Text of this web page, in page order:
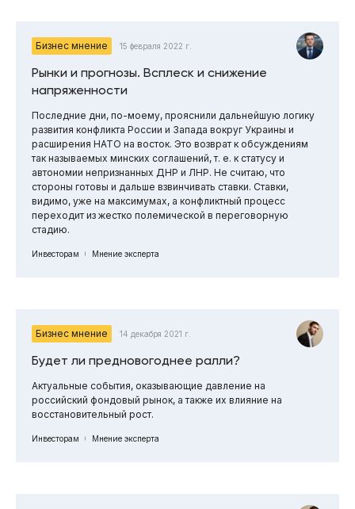
Бизнес мнение 15 февраля 2022 г.
Рынки и прогнозы. Всплеск и снижение
напряженности
Последние дни, по-моему, прояснили дальнейшую логику
развития конфликта России и Запада вокруг Украины и
расширения НАТО на восток. Это возврат к обсуждениям
так называемых минских соглашений, т. е. к статусу и
автономии непризнанных ДНР и ЛНР. Не считаю, что
стороны готовы и дальше взвинчивать ставки. Ставки,
видимо, уже на максимумах, а конфликтный процесс
переходит из жестко полемической в переговорную
стадию.
Инвесторам Мнение эксперта
Бизнес мнение 14 декабря 2021 г.
Будет ли предновогоднее ралли?
Актуальные события, оказывающие давление на
российский фондовый рынок, а также их влияние на
восстановительный рост.
Инвесторам Мнение эксперта